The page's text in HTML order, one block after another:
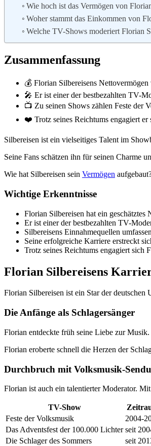
Wie hoch ist das Vermögen von
Woher stammt das Einkommen von
Welche TV-Shows moderiert Florian
Zusammenfassung
💰 Florian Silbereisens
🎤 Er ist einer der bestbezahlten TV-
📺 Zu seinen Shows zählen Feste der
❤️ Trotz seines Reichtums engagiert
Silbereisen ist ein vielseitiges Talent im
Seine Fans schätzen ihn für seinen Charme
Wie hat Silbereisen sein Vermögen
Wichtige Erkenntnisse
Florian Silbereisen hat ein
Er ist einer der bestbezahlten TV-
Silbereisens Einnahmequellen
Seine erfolgreiche Karriere erstreckt
Trotz seines Reichtums engagiert sich
Florian Silbereisens
Florian Silbereisen ist ein Star der
Die Anfänge als Schlagersänger
Florian entdeckte früh seine Liebe zur
Florian eroberte schnell die Herzen der
Durchbruch mit Volksmusik-
Florian ist auch ein talentierter Moderator.
TV-Show
Feste der Volksmusik
2004-
Das Adventsfest der 100.000 Lichter seit
Die Schlager des Sommers
seit